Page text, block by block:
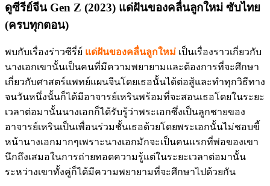
ดูซีรีย์จีน Gen Z (2023) แด่ฝันของคลื่นลูกใหม่ ซับไทย
(ครบทุกตอน)
พบกับเรื่องร่าวซีรี่ย์ แด่ฝันของคลื่นลูกใหม่ เป็นเรื่องราวเกี่ยวกับ
นางเอกเขานั้นเป็นคนที่มีความพยายามและต้องการที่จะศึกษา
เกี่ยวกับศาสตร์แพทย์แผนจีนโดยเธอนั้นได้ต่อสู้และทำทุกวิธีทาง
จนวันหนึ่งนั้นก็ได้มีอาจารย์เหรินพร้อมที่จะสอนเธอโดยในระยะ
เวลาต่อมานั้นนางเอกก็ได้รับรู้ว่าพระเอกซึ่งเป็นลูกชายของ
อาจารย์เหรินเป็นเพื่อนร่วมชั้นเธอด้วยโดยพระเอกนั้นไม่ชอบขี้
หน้านางเอกมากๆเพราะนางเอกมักจะเป็นคนแรกที่พ่อของเขา
นึกถึงเสมอในการถ่ายทอดความรู้แต่ในระยะเวลาต่อมานั้น
ระหว่างเขาทั้งคู่ก็ได้มีความพยายามที่จะศึกษาไปด้วยกัน